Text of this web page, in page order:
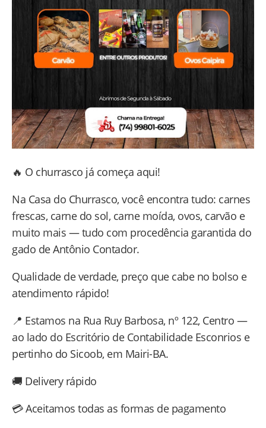
🔥 O churrasco já começa aqui!
Na Casa do Churrasco, você encontra tudo: carnes
frescas, carne do sol, carne moída, ovos, carvão e
muito mais — tudo com procedência garantida do
gado de Antônio Contador.
Qualidade de verdade, preço que cabe no bolso e
atendimento rápido!
📍 Estamos na Rua Ruy Barbosa, nº 122, Centro —
ao lado do Escritório de Contabilidade Esconrios e
pertinho do Sicoob, em Mairi-BA.
🚚 Delivery rápido
💳 Aceitamos todas as formas de pagamento